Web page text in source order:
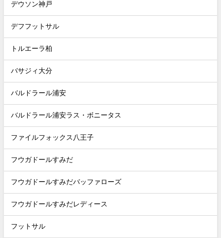
デウソン神戸
デフフットサル
トルエーラ柏
バサジィ大分
バルドラール浦安
バルドラール浦安ラス・ボニータス
ファイルフォックス八王子
フウガドールすみだ
フウガドールすみだバッファローズ
フウガドールすみだレディース
フットサル